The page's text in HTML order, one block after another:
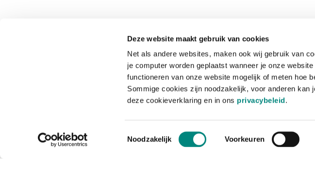
Deze website maakt gebruik van cookies
Net als andere websites, maken ook wij gebruik van
je computer worden geplaatst wanneer je onze
functioneren van onze website mogelijk of meten hoe
Sommige cookies zijn noodzakelijk, voor anderen
deze cookieverklaring en in ons privacybeleid.
Toestemmingsselectie
Noodzakelijk Voorkeuren